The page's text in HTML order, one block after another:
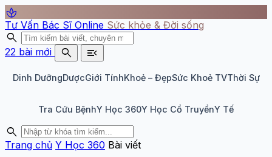
spa
Tư Vấn Bác Sĩ Online Sức khỏe & Đời sống
search
22 bài mới search menu_open
Dinh DưỡngDượcGiới TínhKhoẻ – ĐẹpSức Khoẻ TVThời Sự
Tra Cứu BệnhY Học 360Y Học Cổ TruyềnY Tế
search
Trang chủ Y Học 360 Bài viết